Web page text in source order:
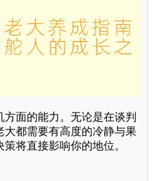
面的能力。无论是在谈判
都需要有高度的冷静与果
将直接影响你的地位。